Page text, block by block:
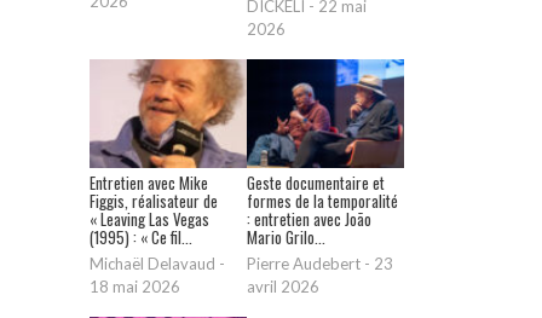
DICKELI - 22 mai
2026
Entretien avec Mike
Figgis, réalisateur de
« Leaving Las Vegas
(1995) : « Ce fil...
Michaël Delavaud -
18 mai 2026
Geste documentaire et
formes de la temporalité
: entretien avec João
Mario Grilo...
Pierre Audebert - 23
avril 2026